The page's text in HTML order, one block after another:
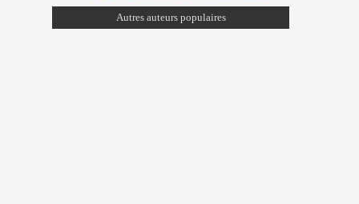
Autres auteurs populaires